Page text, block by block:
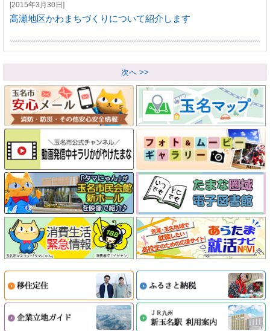
[2015年3月30日]
高瀬地区かわまちづくりについて紹介します
次へ >>